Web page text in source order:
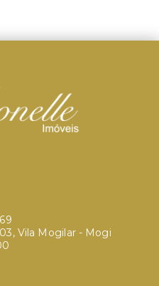
Vila Mogilar - Mogi